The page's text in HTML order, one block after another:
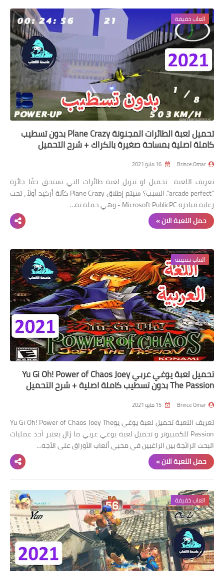
العاب خفيفة
تحميل لعبة الطائرات المجنونة Plane Crazy بدون تسطيب
كاملة اصلية بمساحة صغيرة بالكراك + شرح التحميل
Brince Omar
تعريف اللعبة تحميل او تنزيل لعبة طائرات التي تستحق حقًا جائزة
"arcade perfect". السبب؟ سيتم إطلاق Plane Crazy كآلة أركيد أولاً ، تحت
رعاية مبادرة Microsoft PublicPC - وهي حملة ته…
حمل اللعبة الان »
العاب خفيفة
تحميل لعبة يوغي عربي Yu Gi Oh! Power of Chaos Joey
The Passion بدون تسطيب كاملة اصلية + شرح التحميل
Brince Omar
تعريف اللعبة تحميل لعبة يوغي يوYu Gi Oh! Power of Chaos Joey The
Passion للكمبيوتر و تحميل لعبة يوغي عربي ما زال يعتبر أحد عمليات
البحث الرائجة بين الراغبين في محبي ألعاب الأوراق على الأجه…
حمل اللعبة الان »
العاب خفيفة